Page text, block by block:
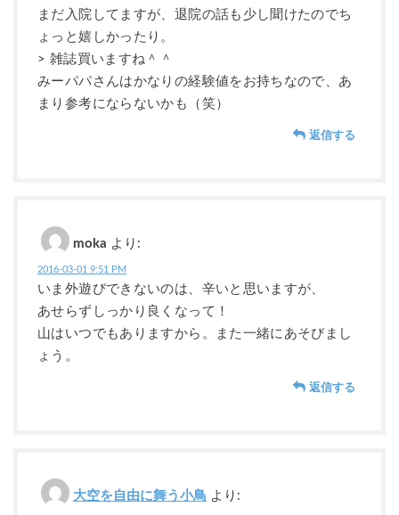
まだ入院してますが、退院の話も少し聞けたのでち
ょっと嬉しかったり。
> 雑誌買いますね＾＾
みーパパさんはかなりの経験値をお持ちなので、あ
まり参考にならないかも（笑）
返信する
moka より:
2016-03-01 9:51 PM
いま外遊びできないのは、辛いと思いますが、
あせらずしっかり良くなって！
山はいつでもありますから。また一緒にあそびまし
ょう。
返信する
大空を自由に舞う小鳥 より: